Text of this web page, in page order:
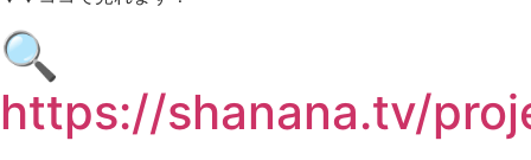
🔍
https://shanana.tv/